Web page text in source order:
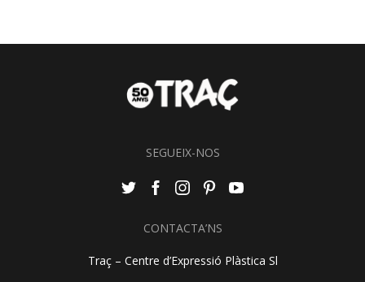
SEGUEIX-NOS
CONTACTA’NS
Traç – Centre d’Expressió Plàstica Sl